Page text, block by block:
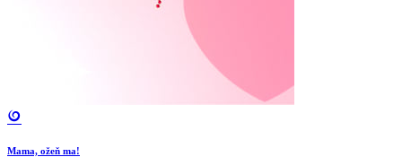
Mama, ožeň ma!